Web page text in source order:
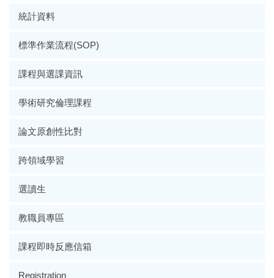
統計資料
標準作業流程(SOP)
課程與選課資訊
學術研究倫理課程
論文原創性比對
跨領域學習
選讀生
教職員專區
課程即時反應信箱
Registration